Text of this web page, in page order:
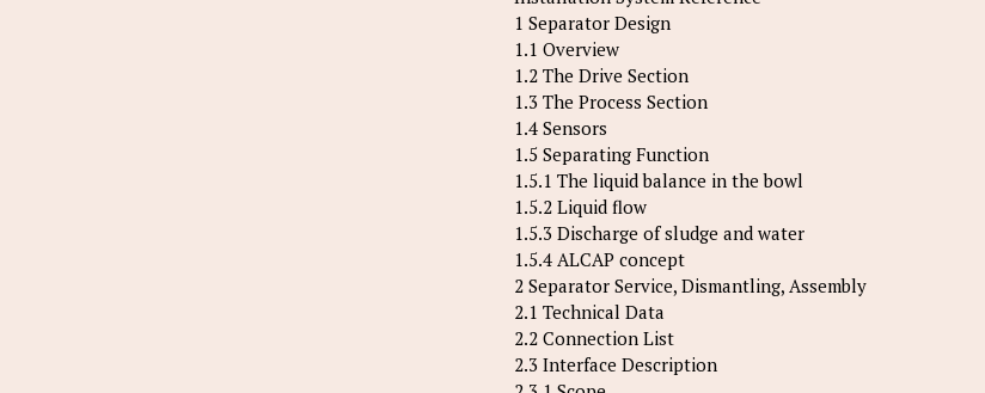
1 Separator Design
1.1 Overview
1.2 The Drive Section
1.3 The Process Section
1.4 Sensors
1.5 Separating Function
1.5.1 The liquid balance in the bowl
1.5.2 Liquid flow
1.5.3 Discharge of sludge and water
1.5.4 ALCAP concept
2 Separator Service, Dismantling, Assembly
2.1 Technical Data
2.2 Connection List
2.3 Interface Description